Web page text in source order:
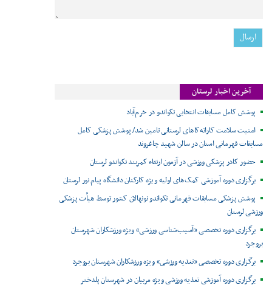
آخرین اخبار لرستان
پوشش کامل مسابقات انتخابی تکواندو در خرم‌آباد
امنیت سلامت کاراته‌کاهای لرستانی تامین شد/ پوشش پزشکی کامل
مسابقات قهرمانی استان در سالن شهید چاغروند
حضور کادر پزشکی ورزشی در آزمون ارتقاء کمربند تکواندو لرستان
برگزاری دوره آموزشی کمک‌های اولیه ویژه کارکنان دانشگاه پیام نور لرستان
پوشش پزشکی مسابقات قهرمانی تکواندو نونهالان کشور توسط هیأت پزشکی
ورزشی لرستان
برگزاری دوره تخصصی «آسیب‌شناسی ورزشی» ویژه ورزشکاران شهرستان
بروجرد
برگزاری دوره تخصصی «تغذیه ورزشی» ویژه ورزشکاران شهرستان بروجرد
برگزاری دوره آموزشی تغذیه ورزشی ویژه مربیان در شهرستان پلدختر